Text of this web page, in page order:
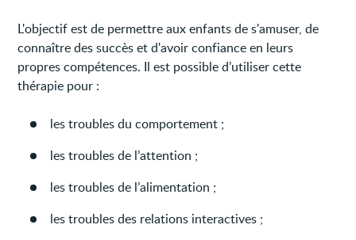
L'objectif est de permettre aux enfants de s'amuser, de
connaître des succès et d'avoir confiance en leurs
propres compétences. Il est possible d’utiliser cette
thérapie pour :
les troubles du comportement ;
les troubles de l’attention ;
les troubles de l’alimentation ;
les troubles des relations interactives ;